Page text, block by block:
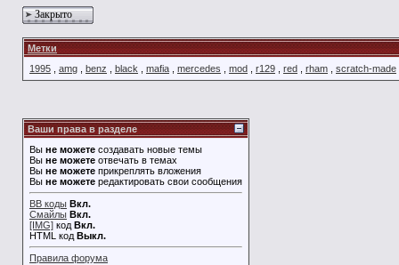
Закрыто
Метки
1995
amg benz black mafia mercedes mod r129 red rham scratch-made
Ваши права в разделе
Вы не можете создавать новые темы
Вы не можете отвечать в темах
Вы не можете прикреплять вложения
Вы не можете редактировать свои сообщения
BB коды Вкл.
Смайлы Вкл.
[IMG] код Вкл.
HTML код Выкл.
Правила форума